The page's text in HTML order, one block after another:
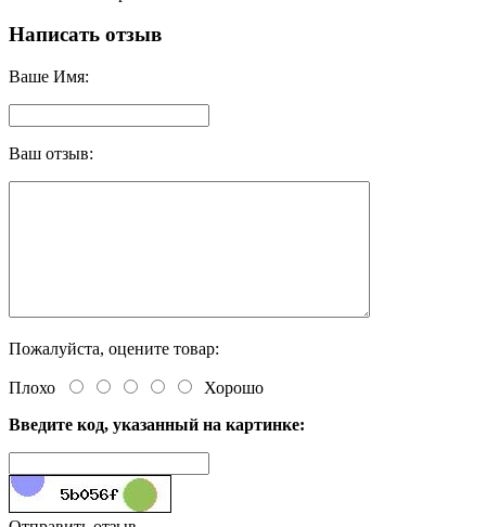
Написать отзыв
Ваше Имя:
Ваш отзыв:
Пожалуйста, оцените товар:
Плохо
Хорошо
Введите код, указанный на картинке: